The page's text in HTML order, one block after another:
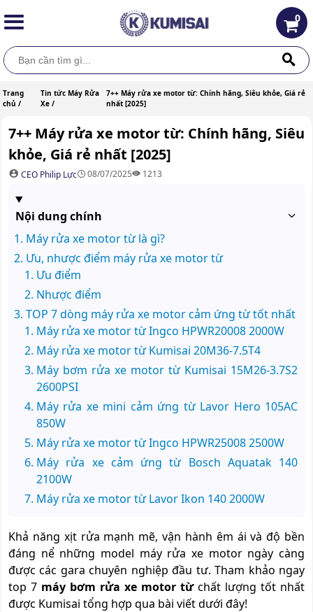
0
Trang
chủ /
Tin tức Máy Rửa
Xe /
7++ Máy rửa xe motor từ: Chính hãng, Siêu khỏe, Giá rẻ
nhất [2025]
7++ Máy rửa xe motor từ: Chính hãng, Siêu
khỏe, Giá rẻ nhất [2025]
CEO Philip Lực 08/07/2025 1213
Nội dung chính
Máy rửa xe motor từ là gì?
Ưu, nhược điểm máy rửa xe motor từ
Ưu điểm
Nhược điểm
TOP 7 dòng máy rửa xe motor cảm ứng từ tốt nhất
Máy rửa xe motor từ Ingco HPWR20008 2000W
Máy rửa xe motor từ Kumisai 20M36-7.5T4
Máy bơm rửa xe motor từ Kumisai 15M26-3.7S2
2600PSI
Máy rửa xe mini cảm ứng từ Lavor Hero 105AC
850W
Máy rửa xe motor từ Ingco HPWR25008 2500W
Máy rửa xe cảm ứng từ Bosch Aquatak 140
2100W
Máy rửa xe motor từ Lavor Ikon 140 2000W
Khả năng xịt rửa mạnh mẽ, vận hành êm ái và độ bền
đáng nể những model máy rửa xe motor ngày càng
được các gara chuyên nghiệp đầu tư. Tham khảo ngay
top 7 máy bơm rửa xe motor từchất lượng tốt nhất
được Kumisai tổng hợp qua bài viết dưới đây!